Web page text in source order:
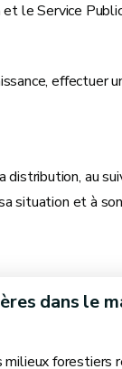
le Service
effectuer
au
situation et à
dans le
forestiers